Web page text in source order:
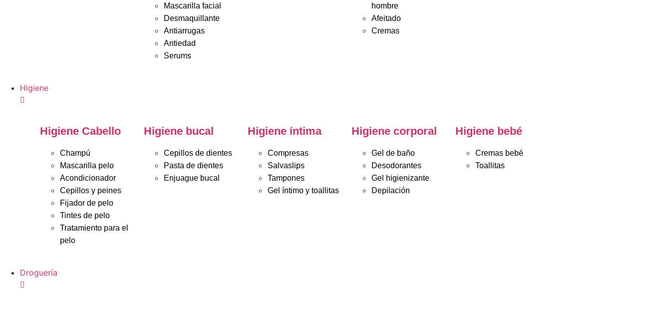
Mascarilla facial
Desmaquillante
Antiarrugas
Antiedad
Serums
hombre
Afeitado
Cremas
Higiene
Higiene Cabello
Champú
Mascarilla pelo
Acondicionador
Cepillos y peines
Fijador de pelo
Tintes de pelo
Tratamiento para el
pelo
Higiene bucal
Cepillos de dientes
Pasta de dientes
Enjuague bucal
Higiene íntima
Compresas
Salvaslips
Tampones
Gel íntimo y toallitas
Higiene corporal
Gel de baño
Desodorantes
Gel higienizante
Depilación
Higiene bebé
Cremas bebé
Toallitas
Droguería